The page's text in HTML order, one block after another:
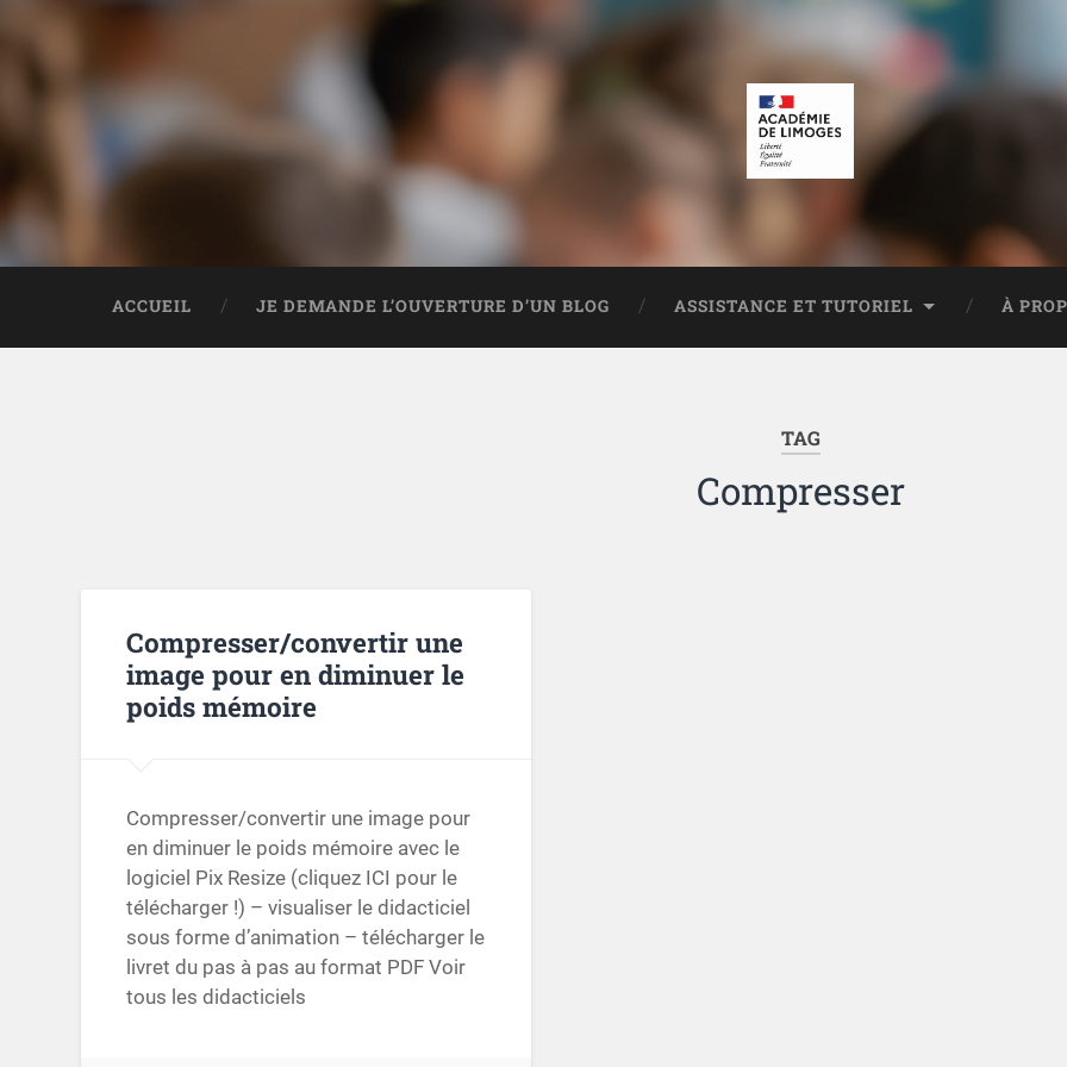
ACCUEIL JE DEMANDE L’OUVERTURE D’UN BLOG ASSISTANCE ET TUTORIEL À
TAG
Compresser
Compresser/convertir une
image pour en diminuer le
poids mémoire
Compresser/convertir une image pour
en diminuer le poids mémoire avec le
logiciel Pix Resize (cliquez ICI pour le
télécharger !) – visualiser le didacticiel
sous forme d’animation – télécharger le
livret du pas à pas au format PDF Voir
tous les didacticiels